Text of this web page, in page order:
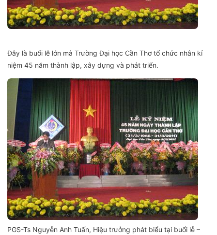
Đây là buổi lễ lớn mà Trường Đại học Cần Thơ tổ chức nhân kỉ
niệm 45 năm thành lập, xây dựng và phát triển.
PGS-Ts Nguyễn Anh Tuấn, Hiệu trưởng phát biểu tại buổi lễ –